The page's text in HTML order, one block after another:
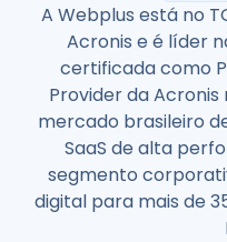
A Webplus está no
Acronis e é líder
certificada como
Provider da Acronis
mercado brasileiro
SaaS de alta
segmento
digital para mais de